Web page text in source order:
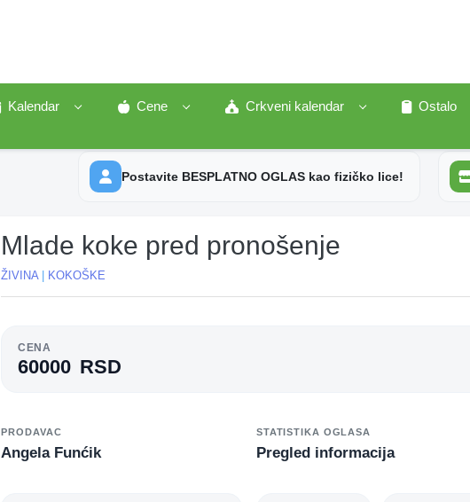
Kalendar Cene Crkveni kalendar
Ostalo
Postavite BESPLATNO OGLAS kao fizičko lice!
Mlade koke pred pronošenje
ŽIVINA| KOKOŠKE
CENA
60000 RSD
PRODAVAC
Angela Funćik
STATISTIKA OGLASA
Pregled informacija